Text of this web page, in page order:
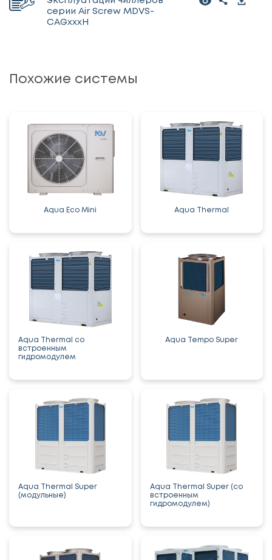
серии Air Screw MDVS-
CAGxxxH
Похожие системы
Aqua Eco Mini Aqua Thermal
Aqua Thermal со
встроенным
гидромодулем
Aqua Tempo Super
Aqua Thermal Super
(модульные)
Aqua Thermal Super (со
встроенным
гидромодулем)